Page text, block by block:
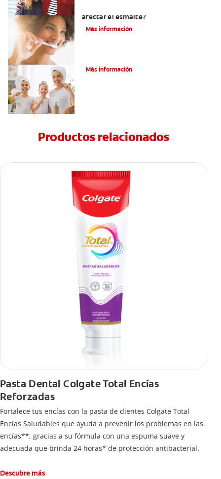
afectar el esmalte?
Más información
Más información
Productos relacionados
Pasta Dental Colgate Total Encías
Reforzadas
Fortalece tus encías con la pasta de dientes Colgate Total
Encías Saludables que ayuda a prevenir los problemas en las
encías**, gracias a su fórmula con una espuma suave y
adecuada que brinda 24 horas* de protección antibacterial.
Descubre más